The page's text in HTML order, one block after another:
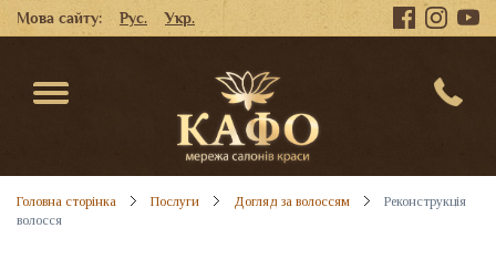
Мова сайту: Рус. Укр.
Головна сторінка Послуги Догляд за волоссям
Реконструкція
волосся